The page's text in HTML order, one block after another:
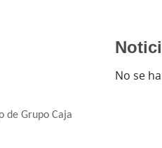
de Grupo Caja
No se